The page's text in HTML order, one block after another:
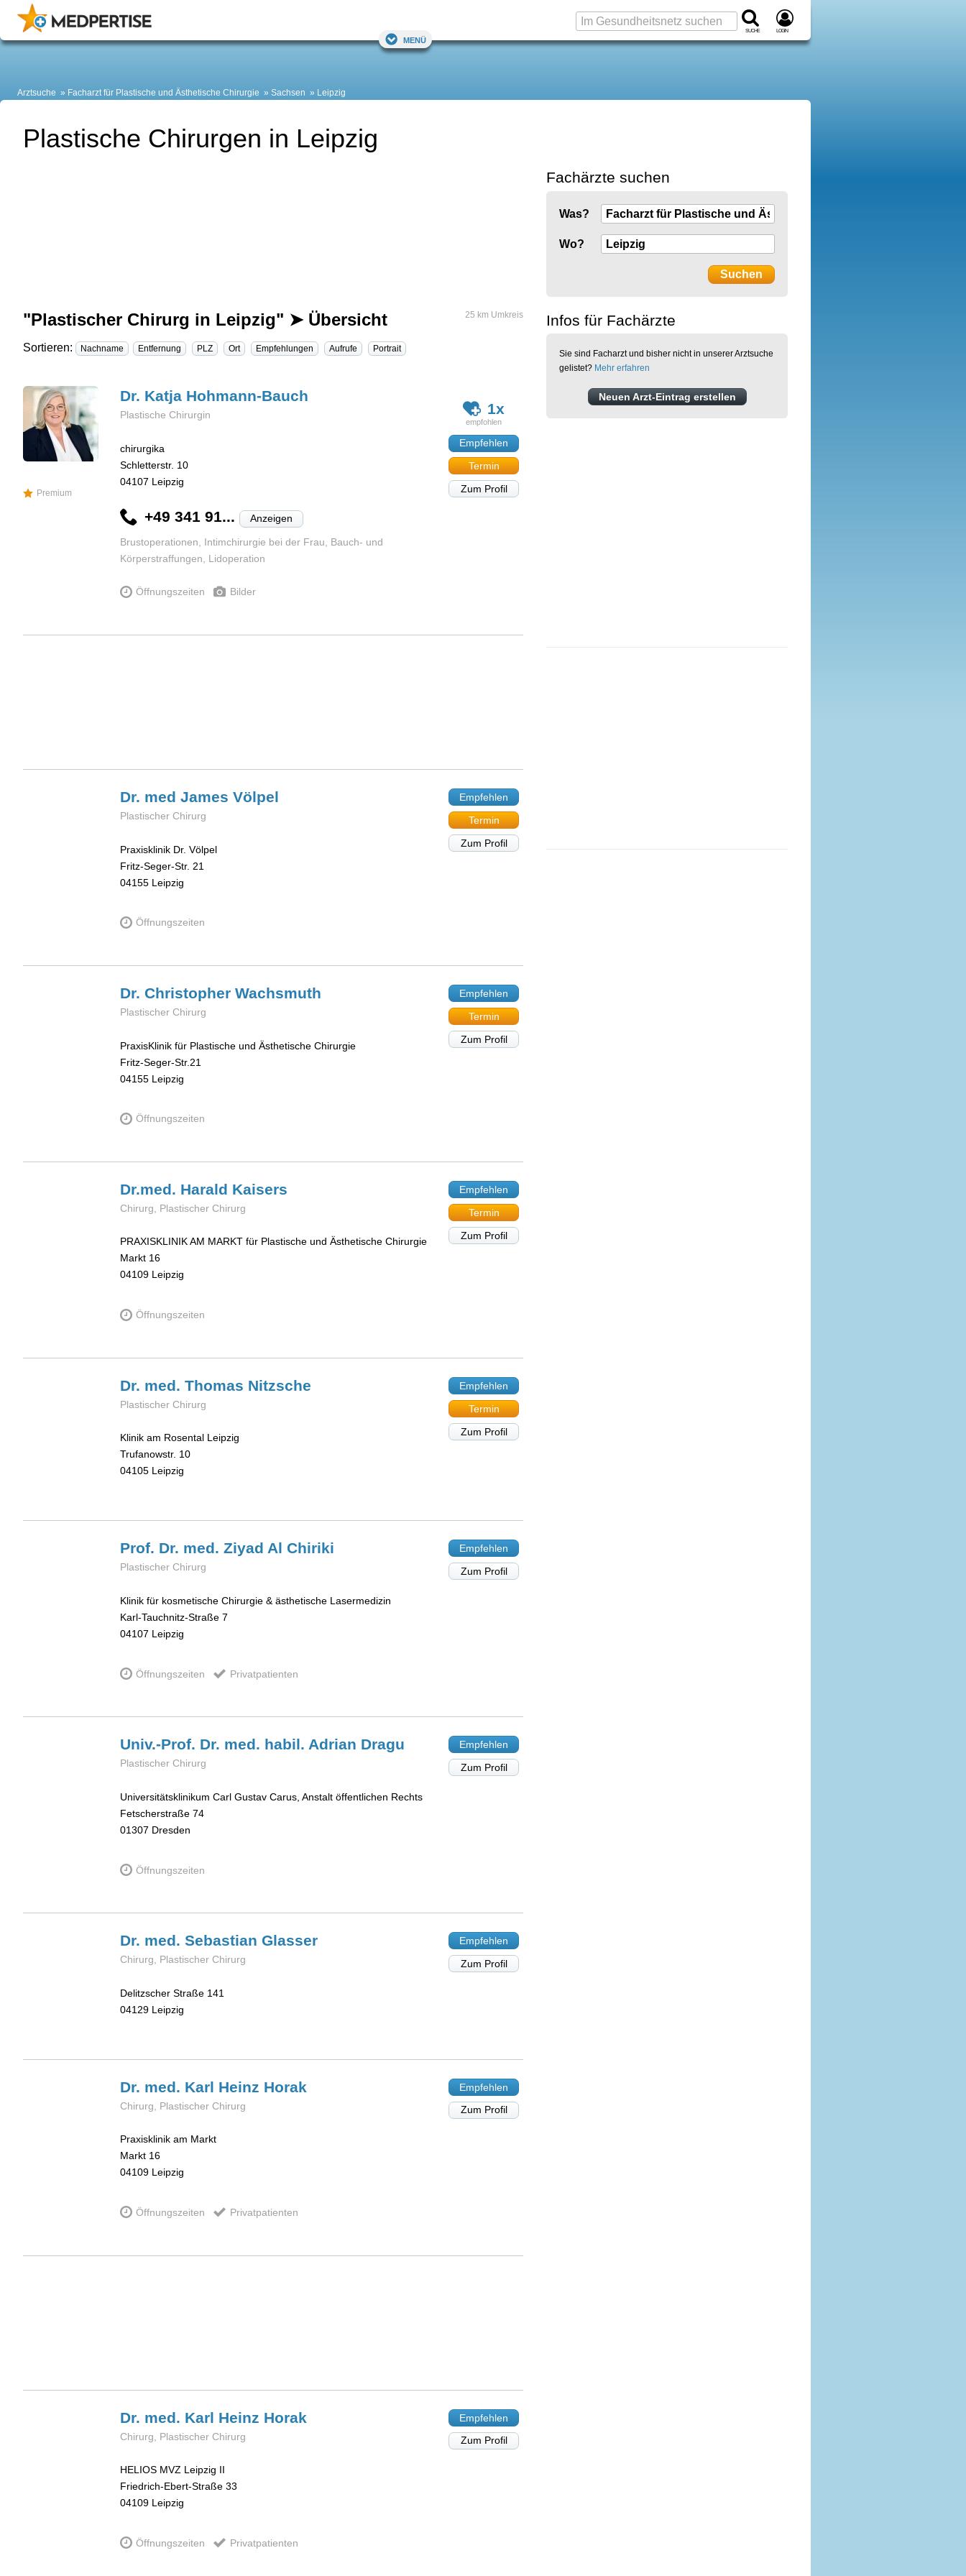
Suche Login
Menü
Arztsuche Facharzt für Plastische und Ästhetische Chirurgie Sachsen Leipzig
Plastische Chirurgen in Leipzig
"Plastischer Chirurg in Leipzig" ➤ Übersicht 25 km Umkreis
Sortieren: Nachname Entfernung PLZ Ort Empfehlungen Aufrufe Portrait
Premium
Dr. Katja Hohmann-Bauch
Plastische Chirurgin
chirurgika
Schletterstr. 10
04107 Leipzig
+49 341 91... Anzeigen
Brustoperationen, Intimchirurgie bei der Frau, Bauch- und
Körperstraffungen, Lidoperation
Öffnungszeiten Bilder
1x
Empfehlen
Termin
Zum Profil
Dr. med James Völpel
Plastischer Chirurg
Praxisklinik Dr. Völpel
Fritz-Seger-Str. 21
04155 Leipzig
Öffnungszeiten
Empfehlen
Termin
Zum Profil
Dr. Christopher Wachsmuth
Plastischer Chirurg
PraxisKlinik für Plastische und Ästhetische Chirurgie
Fritz-Seger-Str.21
04155 Leipzig
Öffnungszeiten
Empfehlen
Termin
Zum Profil
Dr.med. Harald Kaisers
Chirurg, Plastischer Chirurg
PRAXISKLINIK AM MARKT für Plastische und Ästhetische Chirurgie
Markt 16
04109 Leipzig
Öffnungszeiten
Empfehlen
Termin
Zum Profil
Dr. med. Thomas Nitzsche
Plastischer Chirurg
Klinik am Rosental Leipzig
Trufanowstr. 10
04105 Leipzig
Empfehlen
Termin
Zum Profil
Prof. Dr. med. Ziyad Al Chiriki
Plastischer Chirurg
Klinik für kosmetische Chirurgie & ästhetische Lasermedizin
Karl-Tauchnitz-Straße 7
04107 Leipzig
Öffnungszeiten Privatpatienten
Empfehlen
Zum Profil
Univ.-Prof. Dr. med. habil. Adrian Dragu
Plastischer Chirurg
Universitätsklinikum Carl Gustav Carus, Anstalt öffentlichen Rechts
Fetscherstraße 74
01307 Dresden
Öffnungszeiten
Empfehlen
Zum Profil
Dr. med. Sebastian Glasser
Chirurg, Plastischer Chirurg
Delitzscher Straße 141
04129 Leipzig
Empfehlen
Zum Profil
Dr. med. Karl Heinz Horak
Chirurg, Plastischer Chirurg
Praxisklinik am Markt
Markt 16
04109 Leipzig
Öffnungszeiten Privatpatienten
Empfehlen
Zum Profil
Dr. med. Karl Heinz Horak
Chirurg, Plastischer Chirurg
HELIOS MVZ Leipzig II
Friedrich-Ebert-Straße 33
04109 Leipzig
Öffnungszeiten Privatpatienten
Empfehlen
Zum Profil
Fachärzte suchen
Was?
Wo?
Infos für Fachärzte
Sie sind Facharzt und bisher nicht in unserer Arztsuche
gelistet? Mehr erfahren
Neuen Arzt-Eintrag erstellen